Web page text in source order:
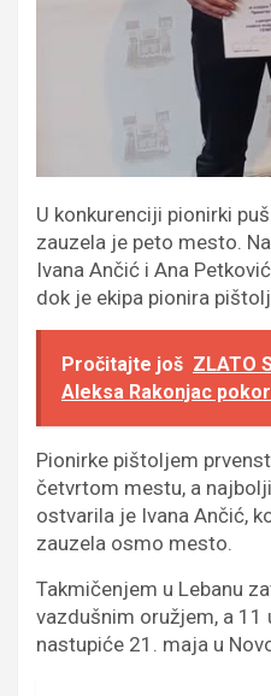
U konkurenciji pionirki
zauzela je peto mesto.
Ivana Ančić i Ana
dok je ekipa pionira
Pročitajte još ZLATO
Aleksa Rakonjac
Pionirke pištoljem
četvrtom mestu, a
ostvarila je Ivana Ančić,
zauzela osmo mesto.
Takmičenjem u Lebanu
vazdušnim oružjem, a 11
nastupiće 21. maja u